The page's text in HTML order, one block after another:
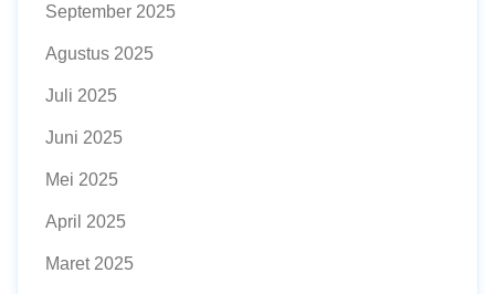
September 2025
Agustus 2025
Juli 2025
Juni 2025
Mei 2025
April 2025
Maret 2025